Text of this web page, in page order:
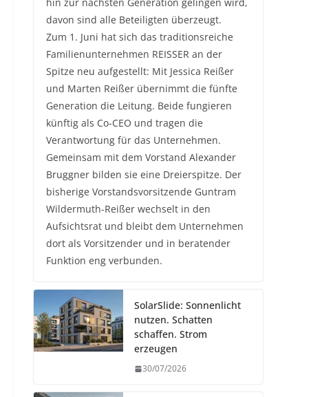
davon sind alle Beteiligten überzeugt.
Zum 1. Juni hat sich das traditionsreiche
Familienunternehmen REISSER an der
Spitze neu aufgestellt: Mit Jessica Reißer
und Marten Reißer übernimmt die fünfte
Generation die Leitung. Beide fungieren
künftig als Co-CEO und tragen die
Verantwortung für das Unternehmen.
Gemeinsam mit dem Vorstand Alexander
Bruggner bilden sie eine Dreierspitze. Der
bisherige Vorstandsvorsitzende Guntram
Wildermuth-Reißer wechselt in den
Aufsichtsrat und bleibt dem Unternehmen
dort als Vorsitzender und in beratender
Funktion eng verbunden.
SolarSlide: Sonnenlicht
nutzen. Schatten
schaffen. Strom
erzeugen
30/07/2026